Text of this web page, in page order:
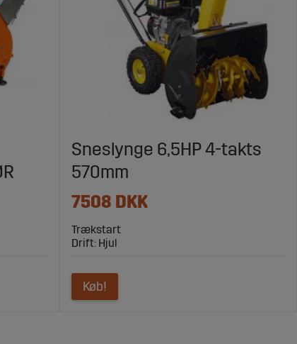
Sneslynge 6,5HP 4-takts
570mm
7508 DKK
Trækstart
Drift: Hjul
Køb!